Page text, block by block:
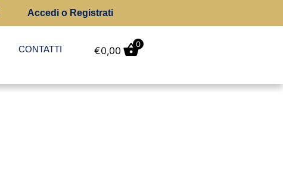
Accedi o Registrati
CONTATTI €0,00
0